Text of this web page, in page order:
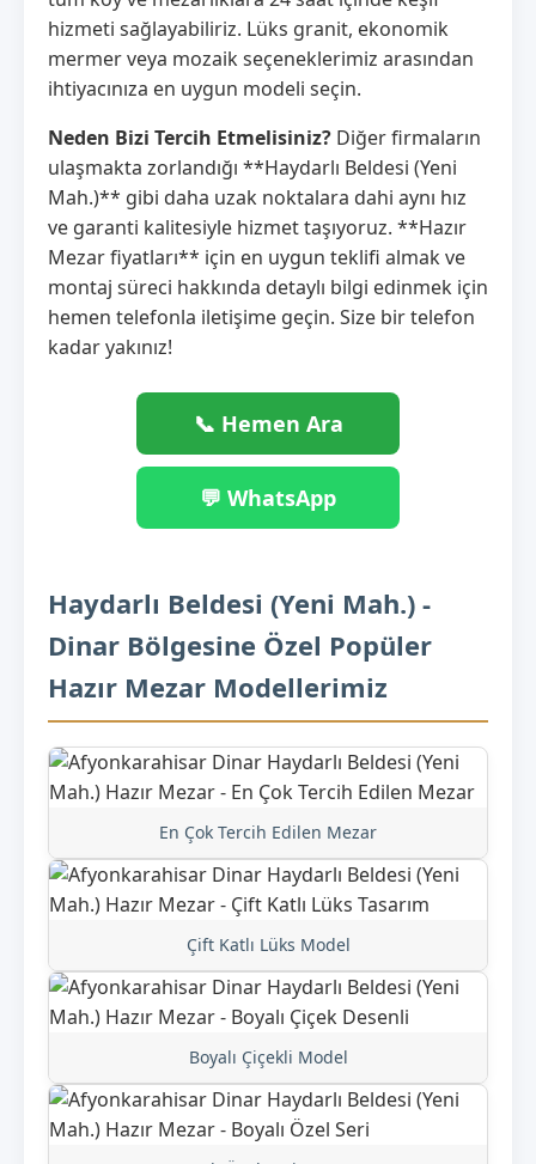
hizmeti sağlayabiliriz. Lüks granit, ekonomik
mermer veya mozaik seçeneklerimiz arasından
ihtiyacınıza en uygun modeli seçin.
Neden Bizi Tercih Etmelisiniz? Diğer firmaların
ulaşmakta zorlandığı **Haydarlı Beldesi (Yeni
Mah.)** gibi daha uzak noktalara dahi aynı hız
ve garanti kalitesiyle hizmet taşıyoruz. **Hazır
Mezar fiyatları** için en uygun teklifi almak ve
montaj süreci hakkında detaylı bilgi edinmek için
hemen telefonla iletişime geçin. Size bir telefon
kadar yakınız!
📞 Hemen Ara
💬 WhatsApp
Haydarlı Beldesi (Yeni Mah.) -
Dinar Bölgesine Özel Popüler
Hazır Mezar Modellerimiz
En Çok Tercih Edilen Mezar
Çift Katlı Lüks Model
Boyalı Çiçekli Model